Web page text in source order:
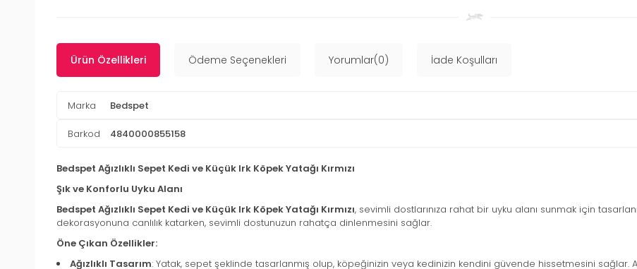
Ürün Özellikleri Ödeme Seçenekleri Yorumlar(0) İade Koşulları
Marka Bedspet
Barkod 4840000855158
Bedspet Ağızlıklı Sepet Kedi ve Küçük Irk Köpek Yatağı Kırmızı
Şık ve Konforlu Uyku Alanı
Bedspet Ağızlıklı Sepet Kedi ve Küçük Irk Köpek Yatağı Kırmızı, sevimli dostlarınıza rahat bir uyku alanı sunmak için
dekorasyonuna canlılık katarken, sevimli dostunuzun rahatça dinlenmesini sağlar.
Öne Çıkan Özellikler:
Ağızlıklı Tasarım: Yatak, sepet şeklinde tasarlanmış olup, köpeğinizin veya kedinizin kendini güvende hissetmesini sağlar.